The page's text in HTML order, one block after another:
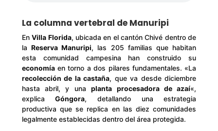
La columna vertebral de Manuripi
EnVilla Florida, ubicada en el cantón Chivé dentro de
la Reserva Manuripi, las 205 familias que habitan
esta comunidad campesina han construido su
economíaen torno a dos pilares fundamentales. «La
recolección de la castaña, que va desde diciembre
hasta abril, y unaplanta procesadora de azaí«,
explicaGóngora, detallando una estrategia
productiva que se replica en las diez comunidades
legalmente establecidas dentro del área protegida.